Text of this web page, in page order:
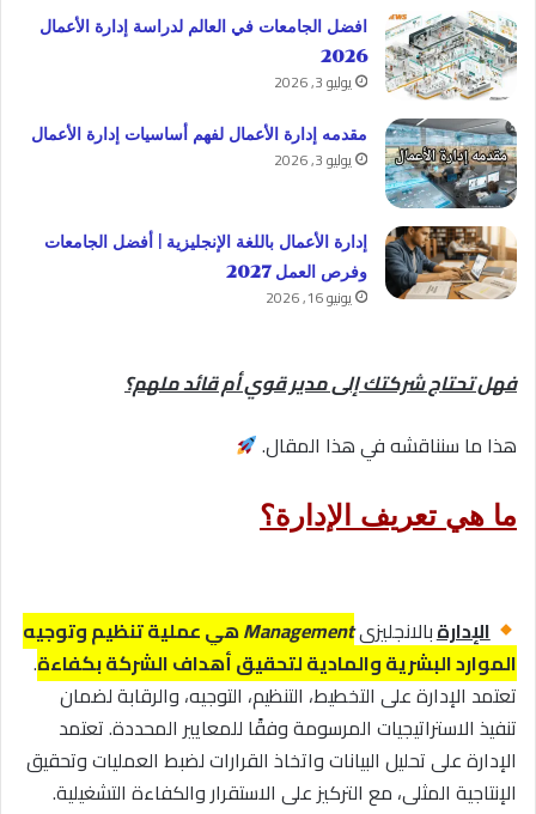
افضل الجامعات في العالم لدراسة إدارة الأعمال
2026
يوليو 3, 2026
مقدمه إدارة الأعمال لفهم أساسيات إدارة الأعمال
يوليو 3, 2026
إدارة الأعمال باللغة الإنجليزية | أفضل الجامعات
وفرص العمل 2027
يونيو 16, 2026
فهل تحتاج شركتك إلى مدير قوي أم قائد ملهم؟
هذا ما سنناقشه في هذا المقال.
ما هي تعريف الإدارة؟
الإدارةبالانجليزىManagementهي عملية تنظيم وتوجيه
الموارد البشرية والمادية لتحقيق أهداف الشركة بكفاءة.
تعتمد الإدارة على التخطيط، التنظيم، التوجيه، والرقابة لضمان
تنفيذ الاستراتيجيات المرسومة وفقًا للمعايير المحددة. تعتمد
الإدارة على تحليل البيانات واتخاذ القرارات لضبط العمليات وتحقيق
الإنتاجية المثلى، مع التركيز على الاستقرار والكفاءة التشغيلية.